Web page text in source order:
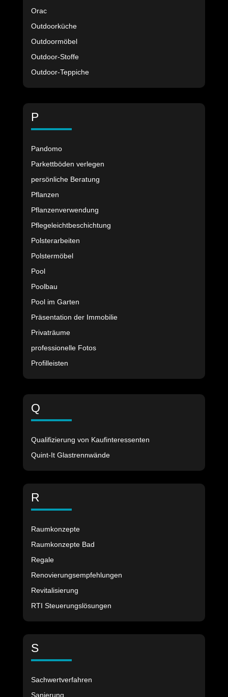
Orac
Outdoorküche
Outdoormöbel
Outdoor-Stoffe
Outdoor-Teppiche
P
Pandomo
Parkettböden verlegen
persönliche Beratung
Pflanzen
Pflanzenverwendung
Pflegeleichtbeschichtung
Polsterarbeiten
Polstermöbel
Pool
Poolbau
Pool im Garten
Präsentation der Immobilie
Privaträume
professionelle Fotos
Profilleisten
Q
Qualifizierung von Kaufinteressenten
Quint-It Glastrennwände
R
Raumkonzepte
Raumkonzepte Bad
Regale
Renovierungsempfehlungen
Revitalisierung
RTI Steuerungslösungen
S
Sachwertverfahren
Sanierung